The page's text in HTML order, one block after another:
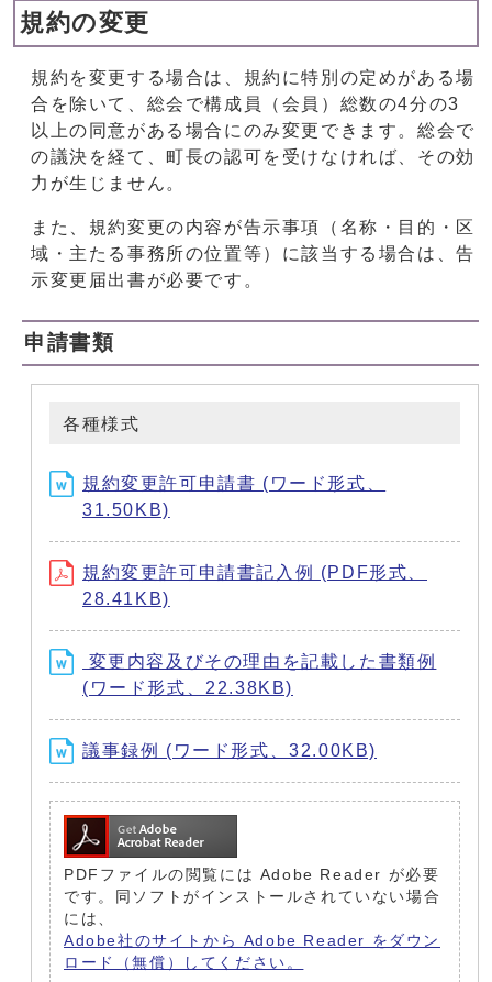
規約の変更
規約を変更する場合は、規約に特別の定めがある場
合を除いて、総会で構成員（会員）総数の4分の3
以上の同意がある場合にのみ変更できます。総会で
の議決を経て、町長の認可を受けなければ、その効
力が生じません。
また、規約変更の内容が告示事項（名称・目的・区
域・主たる事務所の位置等）に該当する場合は、告
示変更届出書が必要です。
申請書類
各種様式
規約変更許可申請書 (ワード形式、
31.50KB)
規約変更許可申請書記入例 (PDF形式、
28.41KB)
変更内容及びその理由を記載した書類例
(ワード形式、22.38KB)
議事録例 (ワード形式、32.00KB)
PDFファイルの閲覧には Adobe Reader が必要
です。同ソフトがインストールされていない場合
には、
Adobe社のサイトから Adobe Reader をダウン
ロード（無償）してください。